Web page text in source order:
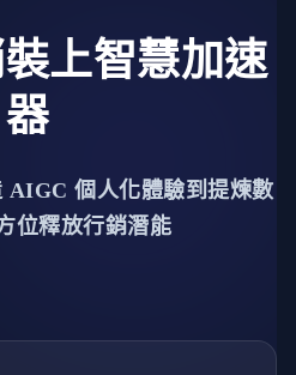
上智慧加速
器
AIGC 個人化體驗到提煉數
位釋放行銷潛能